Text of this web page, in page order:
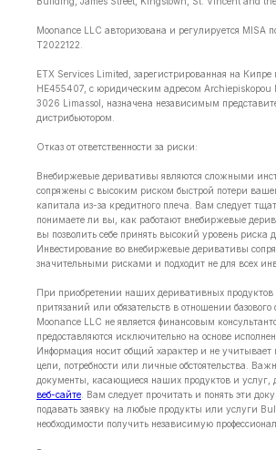
Moonance LLC авторизована и регулируется MISA
T2022122.
ETX Services Limited, зарегистрированная на Кипре
HE455407, с юридическим адресом Archiepiskopou
3026 Limassol, назначена независимым
дистрибьютором.
Отказ от ответственности за риски:
Внебиржевые деривативы являются сложными
сопряжены с высоким риском быстрой потери
капитала из-за кредитного плеча. Вам следует
понимаете ли вы, как работают внебиржевые
вы позволить себе принять высокий уровень риска
Инвестирование во внебиржевые деривативы
значительными рисками и подходит не для всех
При приобретении наших деривативных продуктов
притязаний или обязательств в отношении базового
Moonance LLC не является финансовым
предоставляются исключительно на основе
Информация носит общий характер и не
цели, потребности или личные обстоятельства.
документы, касающиеся наших продуктов и услуг,
веб-сайте . Вам следует прочитать и понять эти
подавать заявку на любые продукты или услуги
необходимости получить независимую